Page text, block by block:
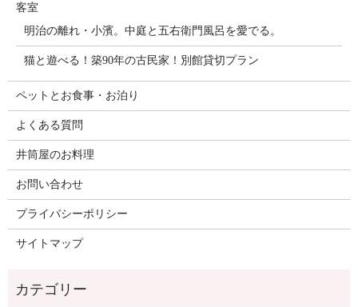
客室
明治の離れ・小濱。中庭と五右衛門風呂を愛でる。
猫と遊べる！築90年の古民家！別館貸切プラン
ペットとお食事・お泊り
よくある質問
井筒屋のお料理
お問い合わせ
プライバシーポリシー
サイトマップ